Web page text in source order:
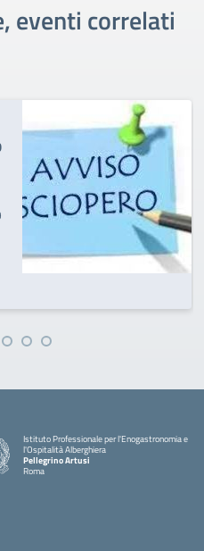
eventi correlati
Istituto Professionale per l'Enogastronomia e
l'Ospitalità Alberghiera
Pellegrino Artusi
Roma